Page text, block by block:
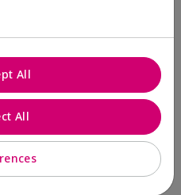
a un amigo
útil esta
All
All